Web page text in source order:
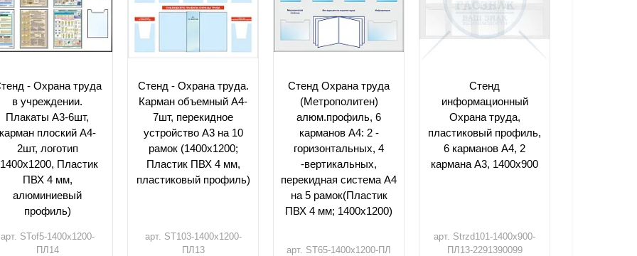
- Охрана труда
в учреждении.
Плакаты А3-6шт,
плоский А4-
2шт, логотип
Пластик
ПВХ 4 мм,
алюминиевый
профиль)
арт. STof5-1400х1200-
ПЛ14
Стенд - Охрана труда.
Карман объемный А4-
7шт, перекидное
устройство А3 на 10
рамок (1400х1200;
Пластик ПВХ 4 мм,
пластиковый профиль)
арт. ST103-1400х1200-
ПЛ13
Стенд Охрана труда
(Метрополитен)
алюм.профиль, 6
карманов А4: 2 -
горизонтальных, 4
-вертикальных,
перекидная система А4
на 5 рамок(Пластик
ПВХ 4 мм; 1400х1200)
арт. ST65-1400х1200-ПЛ
Стенд
информационный
Охрана труда,
пластиковый профиль,
6 карманов А4, 2
кармана А3, 1400х900
арт. Strzd101-1400х900-
ПЛ13-2291390099